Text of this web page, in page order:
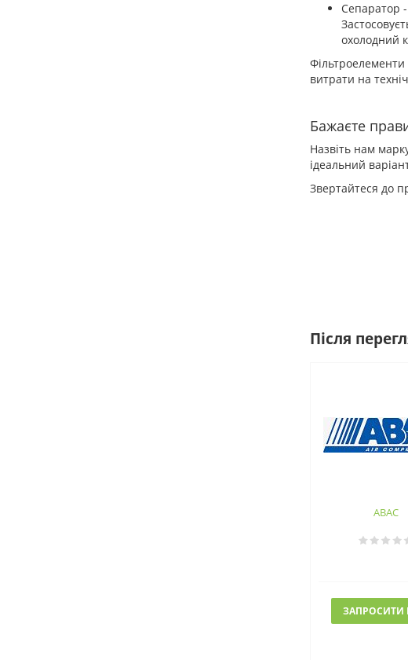
Сепаратор
охолодний
витрати на
Бажаєте
Назвіть нам
ідеальний
Звертайтеся до
Після
ABAC
ЗАПРОСИТИ